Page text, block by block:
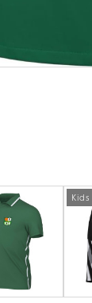
Kids